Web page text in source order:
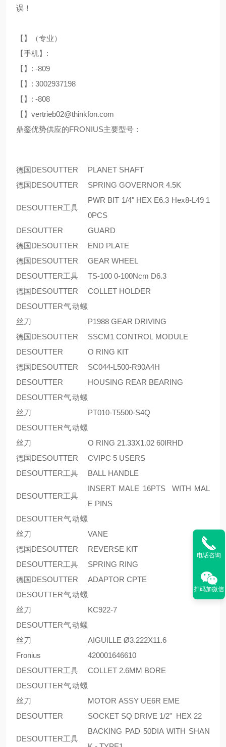
误！
【】（专业）
【手机】:
【】: -809
【】: 3002937198
【】: -808
【】vertrieb02@thinkfon.com
鼎銮优势供应的FRONIUS主要型号：
德国DESOUTTER
PLANET SHAFT
德国DESOUTTER
SPRING GOVERNOR 4.5K
DESOUTTER工具
PWR BIT 1/4" HEX E6.3 Hex8-L49 1
0PCS
DESOUTTER
GUARD
德国DESOUTTER
END PLATE
德国DESOUTTER
GEAR WHEEL
DESOUTTER工具
TS-100 0-100Ncm D6.3
德国DESOUTTER
COLLET HOLDER
DESOUTTER气动螺
丝刀
P1988 GEAR DRIVING
德国DESOUTTER
SSCM1 CONTROL MODULE
DESOUTTER
O RING KIT
德国DESOUTTER
SC044-L500-R90A4H
DESOUTTER
HOUSING REAR BEARING
DESOUTTER气动螺
丝刀
PT010-T5500-S4Q
DESOUTTER气动螺
丝刀
O RING 21.33X1.02 60IRHD
德国DESOUTTER
CVIPC 5 USERS
DESOUTTER工具
BALL HANDLE
DESOUTTER工具
INSERT MALE 16PTS WITH MAL
E PINS
DESOUTTER气动螺
丝刀
VANE
德国DESOUTTER
REVERSE KIT
DESOUTTER工具
SPRING RING
德国DESOUTTER
ADAPTOR CPTE
DESOUTTER气动螺
丝刀
KC922-7
DESOUTTER气动螺
丝刀
AIGUILLE Ø3.222X11.6
Fronius
420001646610
DESOUTTER工具
COLLET 2.6MM BORE
DESOUTTER气动螺
丝刀
MOTOR ASSY UE6R EME
DESOUTTER
SOCKET SQ DRIVE 1/2" HEX 22
DESOUTTER工具
BACKING PAD 50DIA WITH SHAN
电话咨询
扫码加微信